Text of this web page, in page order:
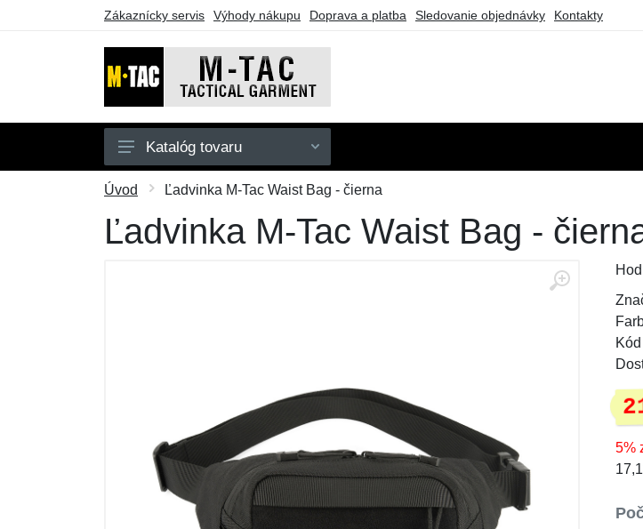
Zákaznícky servis Výhody nákupu Doprava a platba Sledovanie objednávky Kontakty
Pánske
Dámske
Katalóg tovaru
Úvod Ľadvinka M-Tac Waist Bag - čierna
Ľadvinka M-Tac Waist Bag -
5%